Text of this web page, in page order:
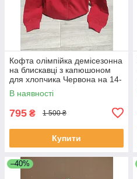
Кофта олімпійка демісезонна
на блискавці з капюшоном
для хлопчика Червона на 14-
18 років
В наявності
795 ₴ 1 500 ₴
Купити
–40%